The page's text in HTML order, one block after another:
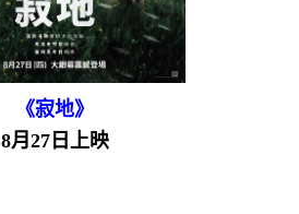
《寂地》
8月27日上映